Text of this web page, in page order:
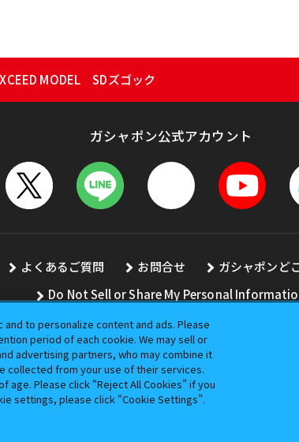
MODEL SDズゴック
ガシャポン公式アカウント
よくあるご質問 お問合せ ガシャポンど
Do Not Sell or Share My Personal
の画像、文章、データの無断転用、転載をお断りします。
ダイの登録商標です。
to personalize content and ads. Please
period of each cookie. We may sell or
advertising partners, who may combine it
collected from your use of their services.
Please click “Reject All Cookies” if you
settings, please click “Cookie Settings”.